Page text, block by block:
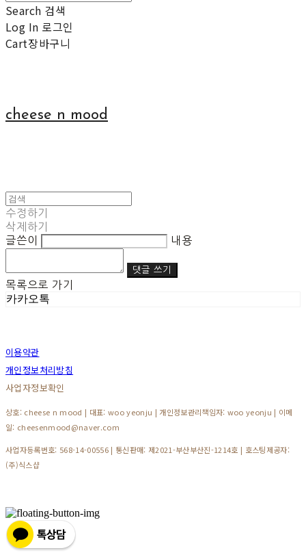
Search 검색
Log In 로그인
Cart장바구니
cheese n mood
수정하기
삭제하기
글쓴이
내용
댓글 쓰기
목록으로 가기
카카오톡
이용약관
개인정보처리방침
사업자정보확인
상호: cheese n mood | 대표: woo yeonju | 개인정보관리책임자: woo yeonju | 이메
일: cheesenmood@naver.com
사업자등록번호: 568-14-00556| 통신판매: 제2021-부산부산진-1214호 | 호스팅제공자:
(주)식스샵